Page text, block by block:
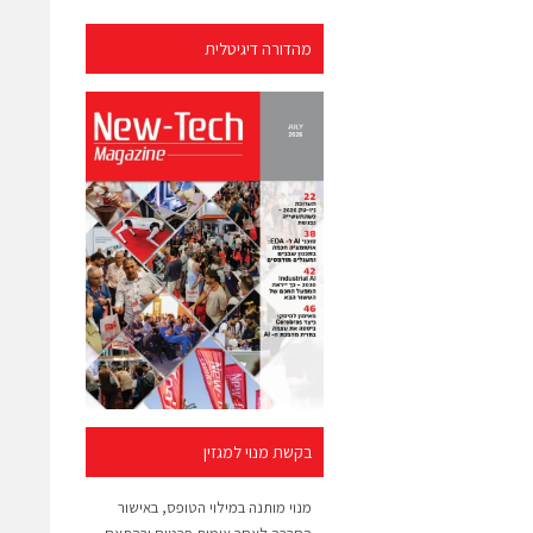
מהדורה דיגיטלית
בקשת מנוי למגזין
מנוי מותנה במילוי הטופס, באישור